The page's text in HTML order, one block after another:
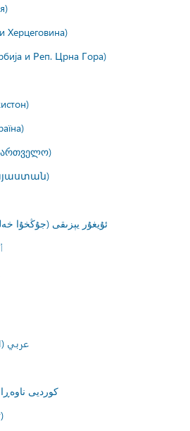
Херцеговина)
и Реп. Црна Гора)
ئۇيغۇر يېزىقى (جۇڭخۇا
عربي
کوردیی